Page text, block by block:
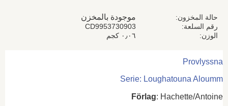
حالة المخزون موجودة بالمخزن
رقم السلعة
CD9953730903
الوزن
٠٫٠٦ كجم
Provlyssna
Serie: Loughatouna Aloumm
Förlag: Hachette/Antoine